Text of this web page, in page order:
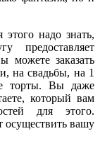
надо знать,
предоставляет
можете заказать
на свадьбы, на 1
торты. Вы даже
который вам
для этого.
осуществить вашу